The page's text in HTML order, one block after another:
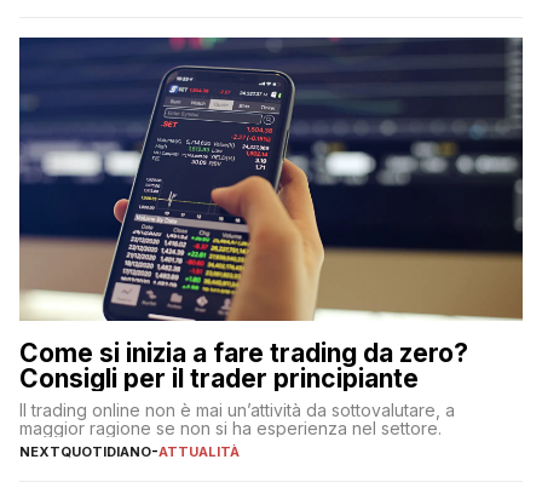
Come si inizia a fare trading da zero?
Consigli per il trader principiante
Il trading online non è mai un’attività da sottovalutare, a
maggior ragione se non si ha esperienza nel settore.
NEXTQUOTIDIANO-ATTUALITÀ